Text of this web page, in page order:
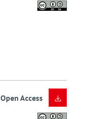
Open Access